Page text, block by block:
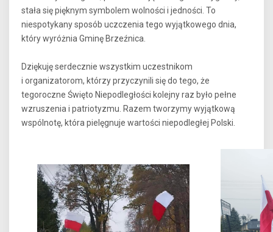
stała się pięknym symbolem wolności i jedności. To
niespotykany sposób uczczenia tego wyjątkowego dnia,
który wyróżnia Gminę Brzeźnica.
Dziękuję serdecznie wszystkim uczestnikom
i organizatorom, którzy przyczynili się do tego, że
tegoroczne Święto Niepodległości kolejny raz było pełne
wzruszenia i patriotyzmu. Razem tworzymy wyjątkową
wspólnotę, która pielęgnuje wartości niepodległej Polski.